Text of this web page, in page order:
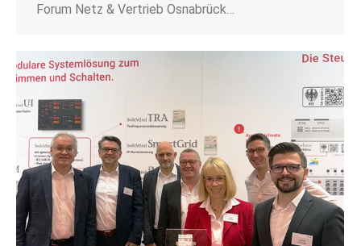
Forum Netz & Vertrieb Osnabrück…